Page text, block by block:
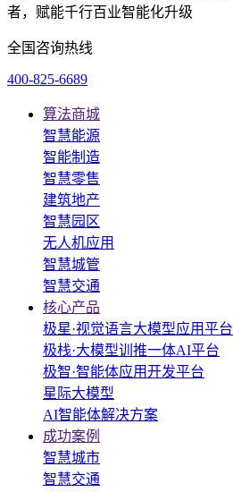
者，赋能千行百业智能化升级
全国咨询热线
400-825-6689
算法商城
智慧能源
智能制造
智慧零售
建筑地产
智慧园区
无人机应用
智慧城管
智慧交通
核心产品
极星·视觉语言大模型应用平台
极栈·大模型训推一体AI平台
极智·智能体应用开发平台
星际大模型
AI智能体解决方案
成功案例
智慧城市
智慧交通